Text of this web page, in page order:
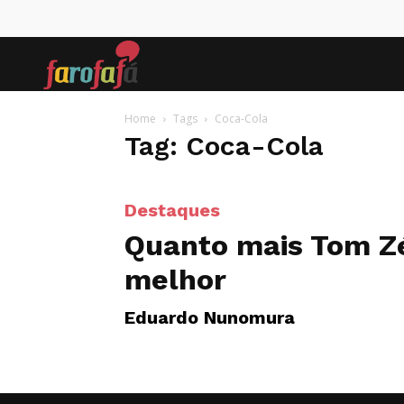
Home Tags Coca-Cola
Tag: Coca-Cola
Destaques
Quanto mais Tom
melhor
Eduardo Nunomura